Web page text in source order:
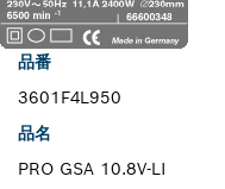
品番
3601F4L950
品名
PRO GSA 10.8V-LI